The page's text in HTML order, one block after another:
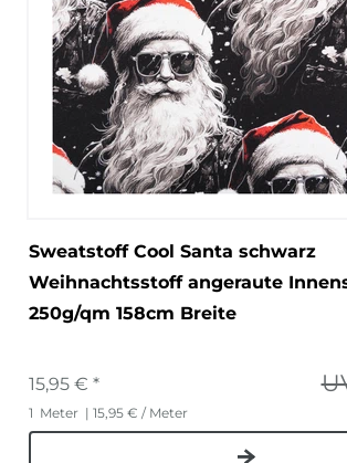
Sweatstoff Cool Santa schwarz
Weihnachtsstoff angeraute
250g/qm 158cm Breite
15,95 € *
1 Meter | 15,95 € / Meter